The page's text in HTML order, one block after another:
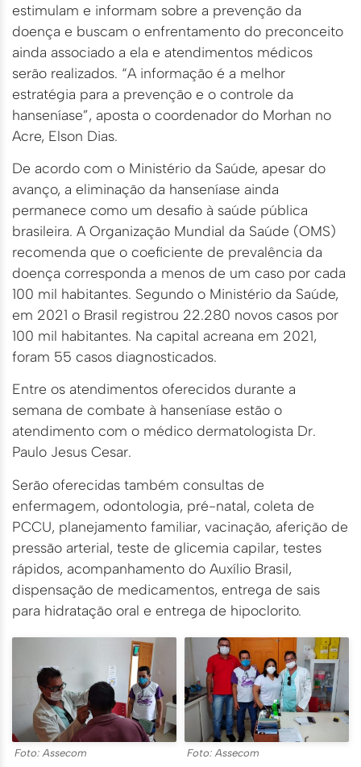
estimulam e informam sobre a prevenção da
doença e buscam o enfrentamento do preconceito
ainda associado a ela e atendimentos médicos
serão realizados. “A informação é a melhor
estratégia para a prevenção e o controle da
hanseníase”, aposta o coordenador do Morhan no
Acre, Elson Dias.
De acordo com o Ministério da Saúde, apesar do
avanço, a eliminação da hanseníase ainda
permanece como um desafio à saúde pública
brasileira. A Organização Mundial da Saúde (OMS)
recomenda que o coeficiente de prevalência da
doença corresponda a menos de um caso por cada
100 mil habitantes. Segundo o Ministério da Saúde,
em 2021 o Brasil registrou 22.280 novos casos por
100 mil habitantes. Na capital acreana em 2021,
foram 55 casos diagnosticados.
Entre os atendimentos oferecidos durante a
semana de combate à hanseníase estão o
atendimento com o médico dermatologista Dr.
Paulo Jesus Cesar.
Serão oferecidas também consultas de
enfermagem, odontologia, pré-natal, coleta de
PCCU, planejamento familiar, vacinação, aferição de
pressão arterial, teste de glicemia capilar, testes
rápidos, acompanhamento do Auxílio Brasil,
dispensação de medicamentos, entrega de sais
para hidratação oral e entrega de hipoclorito.
Foto: Assecom Foto: Assecom